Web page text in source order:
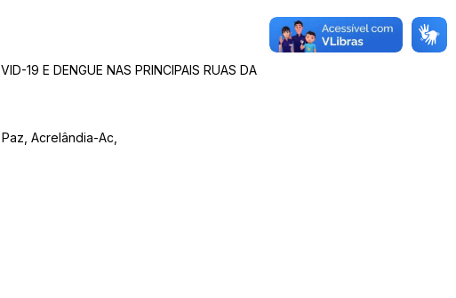
19 E DENGUE NAS PRINCIPAIS RUAS DA
Acrelândia-Ac,